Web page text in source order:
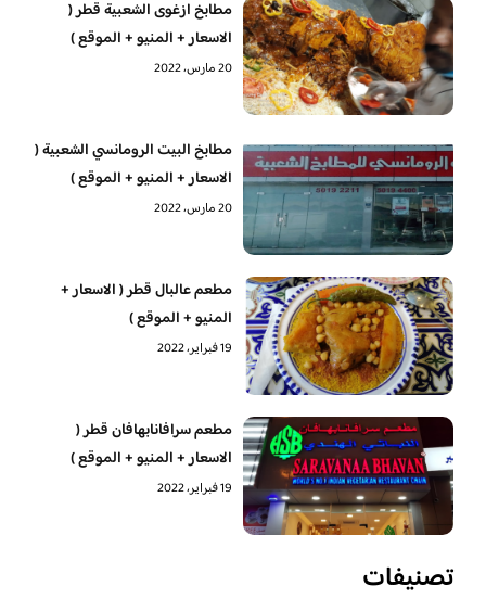
مطابخ ازغوى الشعبية قطر (
الاسعار + المنيو + الموقع )
20 مارس، 2022
مطابخ البيت الرومانسي الشعبية (
الاسعار + المنيو + الموقع )
20 مارس، 2022
مطعم عالبال قطر ( الاسعار +
المنيو + الموقع )
19 فبراير، 2022
مطعم سرافانابهافان قطر (
الاسعار + المنيو + الموقع )
19 فبراير، 2022
تصنيفات